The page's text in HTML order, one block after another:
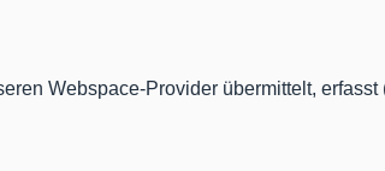
Webspace-Provider übermittelt,